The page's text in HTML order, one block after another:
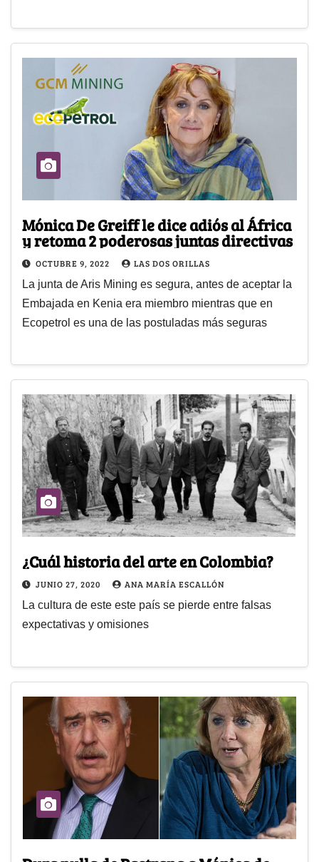
Mónica De Greiff le dice adiós al África
y retoma 2 poderosas juntas directivas
OCTUBRE 9, 2022 LAS DOS ORILLAS
La junta de Aris Mining es segura, antes de aceptar la
Embajada en Kenia era miembro mientras que en
Ecopetrol es una de las postuladas más seguras
¿Cuál historia del arte en Colombia?
JUNIO 27, 2020 ANA MARÍA ESCALLÓN
La cultura de este este país se pierde entre falsas
expectativas y omisiones